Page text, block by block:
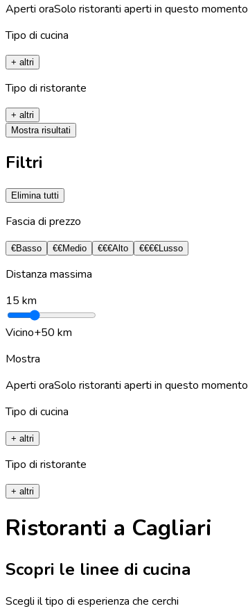
Aperti oraSolo ristoranti aperti in questo momento
Tipo di cucina
+ altri
Tipo di ristorante
+ altri
Mostra risultati
Filtri
Elimina tutti
Fascia di prezzo
€Basso €€Medio €€€Alto €€€€Lusso
Distanza massima
15 km
Vicino+50 km
Mostra
Aperti oraSolo ristoranti aperti in questo momento
Tipo di cucina
+ altri
Tipo di ristorante
+ altri
Ristoranti a Cagliari
Scopri le linee di cucina
Scegli il tipo di esperienza che cerchi